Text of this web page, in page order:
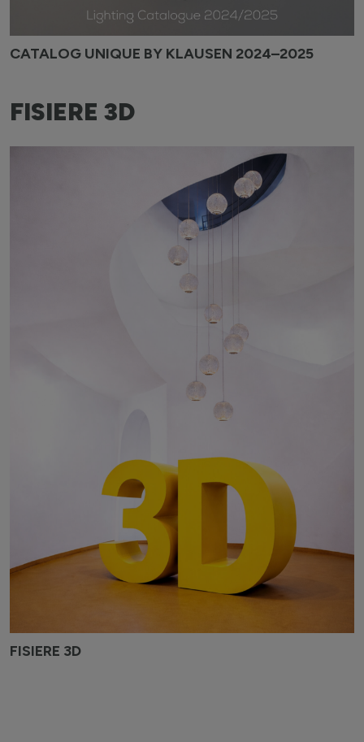
CATALOG UNIQUE BY KLAUSEN 2024–2025
FISIERE 3D
FISIERE 3D